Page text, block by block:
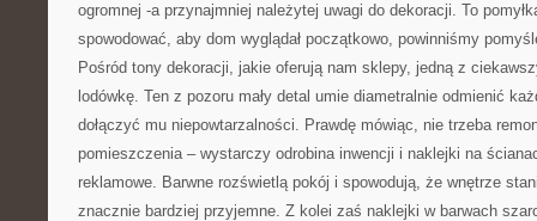
ogromnej -a przynajmniej należytej uwagi do dekoracji. To
spowodować, aby dom wyglądał początkowo, powinniśmy
Pośród tony dekoracji, jakie oferują nam sklepy, jedną z
lodówkę. Ten z pozoru mały detal umie diametralnie odmienić
dołączyć mu niepowtarzalności. Prawdę mówiąc, nie trzeba
pomieszczenia – wystarczy odrobina inwencji i naklejki na
reklamowe. Barwne rozświetlą pokój i spowodują, że wnętrze
znacznie bardziej przyjemne. Z kolei zaś naklejki w barwach